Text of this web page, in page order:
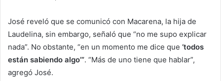
José reveló que se comunicó con Macarena, la hija de
Laudelina, sin embargo, señaló que “no me supo explicar
nada”. No obstante, “en un momento me dice que ‘todos
están sabiendo algo’”. “Más de uno tiene que hablar”,
agregó José.